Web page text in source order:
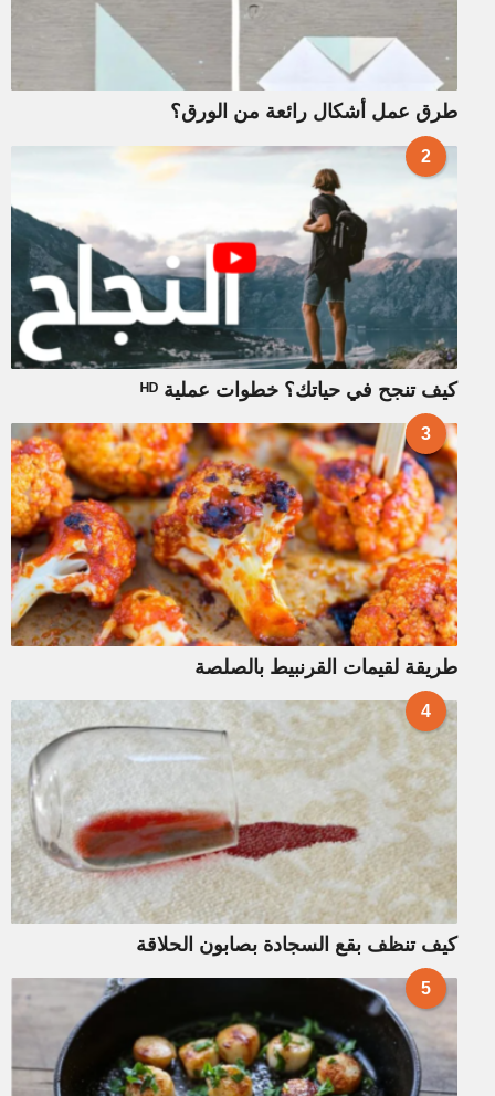
طرق عمل أشكال رائعة من الورق؟
2
كيف تنجح في حياتك؟ خطوات عملية ᴴᴰ
3
طريقة لقيمات القرنبيط بالصلصة
4
كيف تنظف بقع السجادة بصابون الحلاقة
5